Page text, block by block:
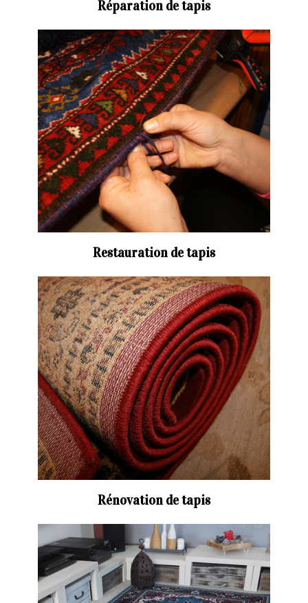
Réparation de tapis
Restauration de tapis
Rénovation de tapis